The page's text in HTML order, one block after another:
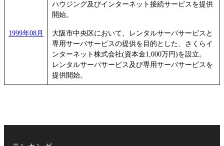
ハウジング及びインターネット接続サービスを提供
開始。
1999年08月
大阪市中央区において、レンタルサーバサービスと
専用サーバサービスの提供を目的とした、さくらイ
ンターネット株式会社(資本金1,000万円)を設立。
レンタルサーバサービス及び専用サーバサービスを
提供開始。